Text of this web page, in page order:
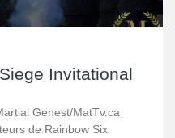
Invitational
Genest/MatTv.ca
de Rainbow Six